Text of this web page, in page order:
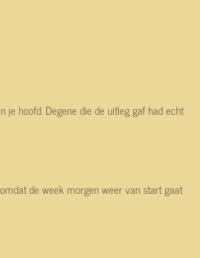
je hoofd. Degene die de uitleg gaf had echt
de week morgen weer van start gaat